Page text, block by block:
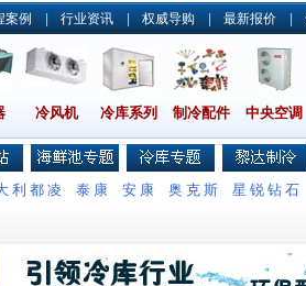
案例 | 行业资讯 | 权威导购 | 最新报价 |
冷风机 冷库系列 制冷配件 中央空调
利都凌 泰康 安康 奥克斯 星锐钻石